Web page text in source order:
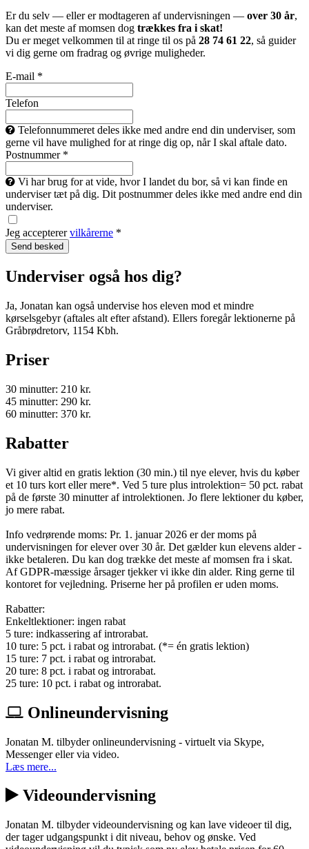
Er du selv — eller er modtageren af undervisningen — over 30 år,
kan det meste af momsen dog trækkes fra i skat!
Du er meget velkommen til at ringe til os på 28 74 61 22, så guider
vi dig gerne om fradrag og øvrige muligheder.
E-mail *
Telefon
Telefonnummeret deles ikke med andre end din underviser, som
gerne vil have mulighed for at ringe dig op, når I skal aftale dato.
Postnummer *
Vi har brug for at vide, hvor I landet du bor, så vi kan finde en
underviser tæt på dig. Dit postnummer deles ikke med andre end din
underviser.
Jeg accepterervilkårerne *
Underviser også hos dig?
Ja, Jonatan kan også undervise hos eleven mod et mindre
kørselsgebyr (aftales alt efter afstand). Ellers foregår lektionerne på
Gråbrødretorv, 1154 Kbh.
Priser
30 minutter: 210 kr.
45 minutter: 290 kr.
60 minutter: 370 kr.
Rabatter
Vi giver altid en gratis lektion (30 min.) til nye elever, hvis du køber
et 10 turs kort eller mere*. Ved 5 ture plus introlektion= 50 pct. rabat
på de første 30 minutter af introlektionen. Jo flere lektioner du køber,
jo mere rabat.
Info vedrørende moms: Pr. 1. januar 2026 er der moms på
undervisningen for elever over 30 år. Det gælder kun elevens alder -
ikke betaleren. Du kan dog trække det meste af momsen fra i skat.
Af GDPR-mæssige årsager tjekker vi ikke din alder. Ring gerne til
kontoret for vejledning. Priserne her på profilen er uden moms.
Rabatter:
Enkeltlektioner: ingen rabat
5 ture: indkassering af introrabat.
10 ture: 5 pct. i rabat og introrabat. (*= én gratis lektion)
15 ture: 7 pct. i rabat og introrabat.
20 ture: 8 pct. i rabat og introrabat.
25 ture: 10 pct. i rabat og introrabat.
Onlineundervisning
Jonatan M. tilbyder onlineundervisning - virtuelt via Skype,
Messenger eller via video.
Læs mere...
Videoundervisning
Jonatan M. tilbyder videoundervisning og kan lave videoer til dig,
der tager udgangspunkt i dit niveau, behov og ønske. Ved